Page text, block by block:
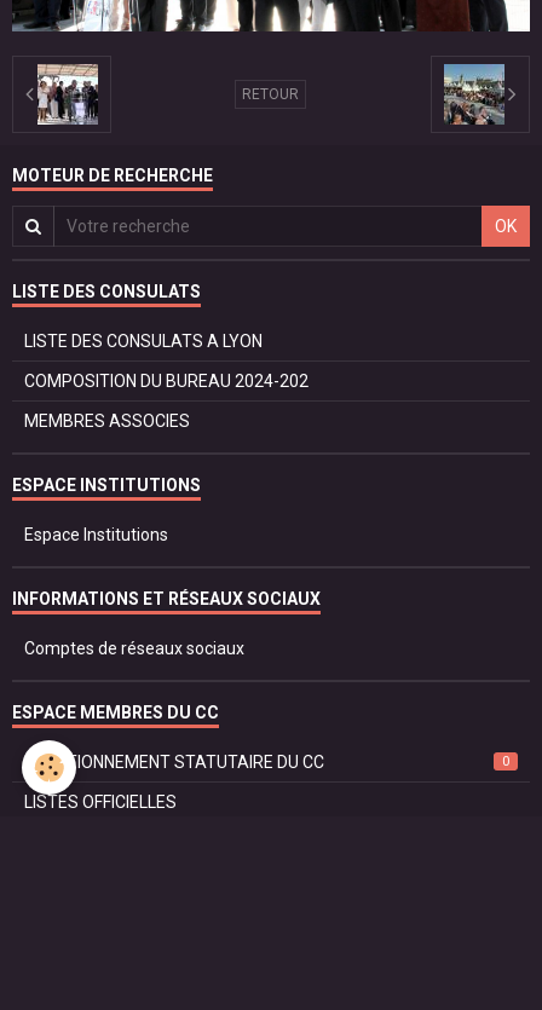
RETOUR
MOTEUR DE RECHERCHE
OK
LISTE DES CONSULATS
LISTE DES CONSULATS A LYON
COMPOSITION DU BUREAU 2024-202
MEMBRES ASSOCIES
ESPACE INSTITUTIONS
Espace Institutions
INFORMATIONS ET RÉSEAUX SOCIAUX
Comptes de réseaux sociaux
ESPACE MEMBRES DU CC
FONCTIONNEMENT STATUTAIRE DU CC 0
LISTES OFFICIELLES